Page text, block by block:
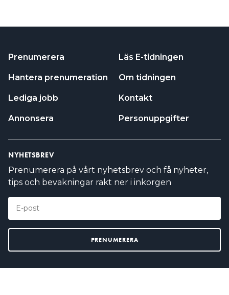
Prenumerera
Hantera prenumeration
Lediga jobb
Annonsera
Läs E-tidningen
Om tidningen
Kontakt
Personuppgifter
NYHETSBREV
Prenumerera på vårt nyhetsbrev och få nyheter,
tips och bevakningar rakt ner i inkorgen